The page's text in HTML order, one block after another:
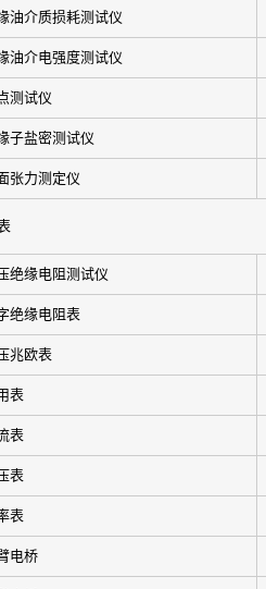
油介质损耗测试仪
油介电强度测试仪
测试仪
子盐密测试仪
张力测定仪
绝缘电阻测试仪
绝缘电阻表
兆欧表
表
表
表
表
电桥